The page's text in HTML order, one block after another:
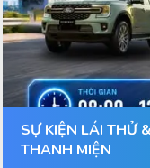
SỰ KIỆN LÁI THỬ
THANH MIỆN